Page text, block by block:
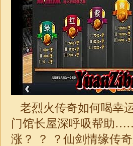
老烈火传奇如何喝幸
门馆长屋深呼吸帮助
涨？ ？ ？仙剑情缘传